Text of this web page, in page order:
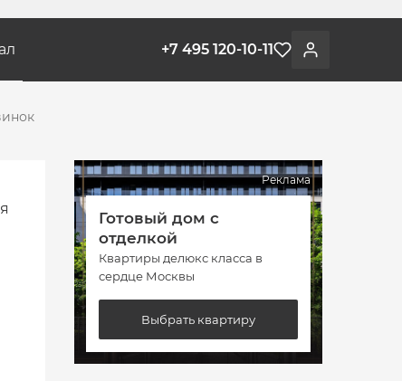
Войти
Избранное
+7 495 120-10-11
Реклама
Готовый дом с
отделкой
Квартиры делюкс класса в
сердце Москвы
Выбрать квартиру